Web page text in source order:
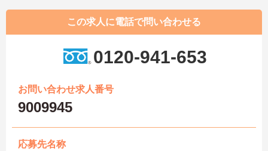
この求人に電話で問い合わせる
0120-941-653
お問い合わせ求人番号
9009945
応募先名称